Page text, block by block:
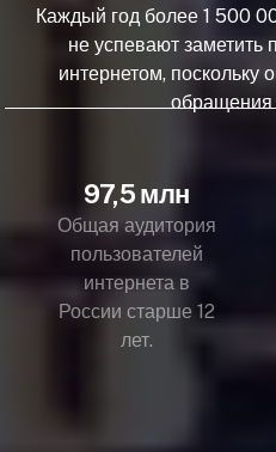
Каждый год более 1 500
не успевают
интернетом, поскольку
обращения
97,5 млн
Общая аудитория
пользователей
интернета в
России старше 12
лет.